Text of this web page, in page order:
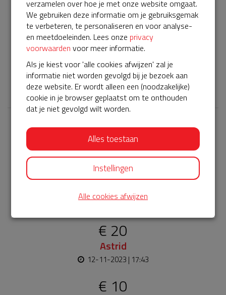
storing en na een inzet willen wij dit pakket graag met 5
jaar verlengen. Help je mee? Doneer voor ons
servicepakket om zo het streefbedrag van EUR 575,- te
behalen!
Alvast bedankt!
𝕏
Laatste donaties
Bekijk alle
€ 20
Marleen
15-11-2023 | 09:24
€ 20
Astrid
12-11-2023 | 17:43
€ 10
verzamelen over hoe je met onze website omgaat.
We gebruiken deze informatie om je gebruiksgemak
te verbeteren, te personaliseren en voor analyse-
en meetdoeleinden. Lees onze privacy
voorwaarden voor meer informatie.
Als je kiest voor 'alle cookies afwijzen' zal je
informatie niet worden gevolgd bij je bezoek aan
deze website. Er wordt alleen een (noodzakelijke)
cookie in je browser geplaatst om te onthouden
dat je niet gevolgd wilt worden.
Alles toestaan
Instellingen
Alle cookies afwijzen